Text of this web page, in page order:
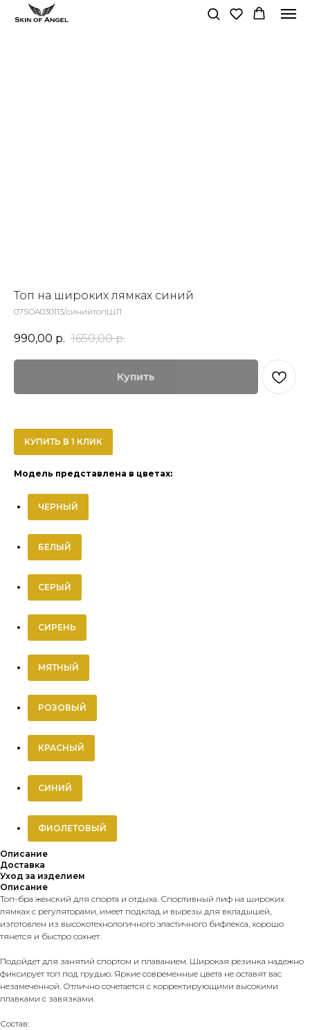
Топ на широких лямках синий
07SOA030113/синийтопШЛ
990,00 р. 1650,00 р.
Купить
КУПИТЬ В 1 КЛИК
Модель представлена в цветах:
ЧЕРНЫЙ
БЕЛЫЙ
СЕРЫЙ
СИРЕНЬ
МЯТНЫЙ
РОЗОВЫЙ
КРАСНЫЙ
СИНИЙ
ФИОЛЕТОВЫЙ
Описание
Доставка
Уход за изделием
Описание
Топ-бра женский для спорта и отдыха. Спортивный лиф на широких
лямках с регуляторами, имеет подклад и вырезы для вкладышей,
изготовлен из высокотехнологичного эластичного бифлекса, хорошо
тянется и быстро сохнет.
Подойдет для занятий спортом и плаванием. Широкая резинка надежно
фиксирует топ под грудью. Яркие современные цвета не оставят вас
незамеченной. Отлично сочетается с корректирующими высокими
плавками c завязками.
Состав: